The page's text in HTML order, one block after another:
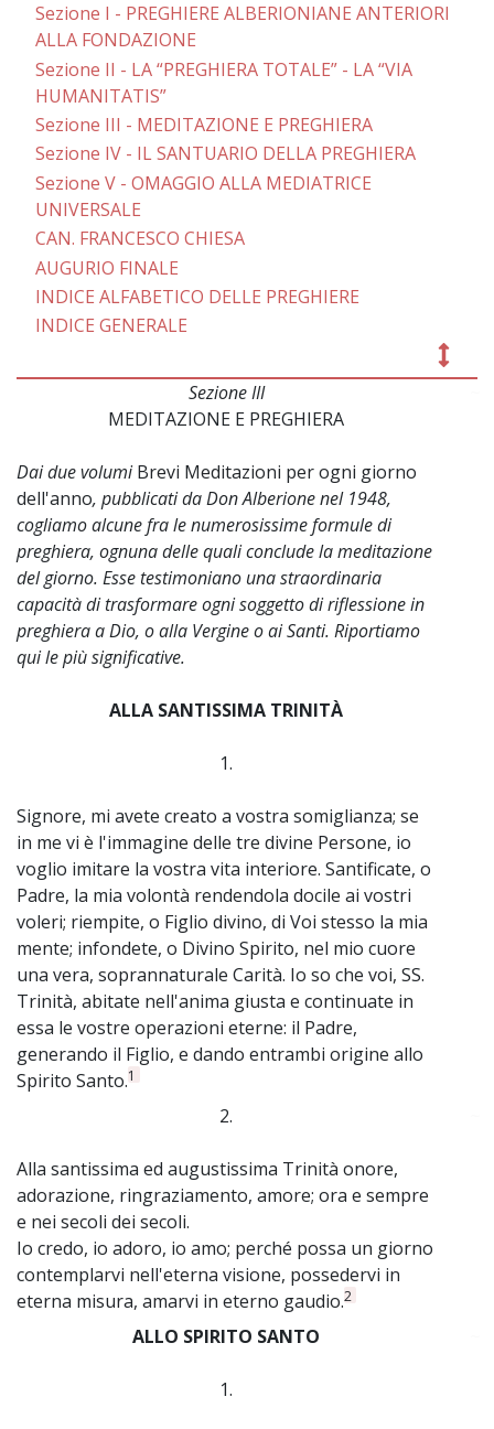
Sezione I - PREGHIERE ALBERIONIANE ANTERIORI
ALLA FONDAZIONE
Sezione II - LA “PREGHIERA TOTALE” - LA “VIA
HUMANITATIS”
Sezione III - MEDITAZIONE E PREGHIERA
Sezione IV - IL SANTUARIO DELLA PREGHIERA
Sezione V - OMAGGIO ALLA MEDIATRICE
UNIVERSALE
CAN. FRANCESCO CHIESA
AUGURIO FINALE
INDICE ALFABETICO DELLE PREGHIERE
INDICE GENERALE
Sezione III
MEDITAZIONE E PREGHIERA
Dai due volumiBrevi Meditazioni per ogni giorno
dell'anno, pubblicati da Don Alberione nel 1948,
cogliamo alcune fra le numerosissime formule di
preghiera, ognuna delle quali conclude la meditazione
del giorno. Esse testimoniano una straordinaria
capacità di trasformare ogni soggetto di riflessione in
preghiera a Dio, o alla Vergine o ai Santi. Riportiamo
qui le più significative.
ALLA SANTISSIMA TRINITÀ
1.
Signore, mi avete creato a vostra somiglianza; se
in me vi è l'immagine delle tre divine Persone, io
voglio imitare la vostra vita interiore. Santificate, o
Padre, la mia volontà rendendola docile ai vostri
voleri; riempite, o Figlio divino, di Voi stesso la mia
mente; infondete, o Divino Spirito, nel mio cuore
una vera, soprannaturale Carità. Io so che voi, SS.
Trinità, abitate nell'anima giusta e continuate in
essa le vostre operazioni eterne: il Padre,
generando il Figlio, e dando entrambi origine allo
Spirito Santo.1
2.
Alla santissima ed augustissima Trinità onore,
adorazione, ringraziamento, amore; ora e sempre
e nei secoli dei secoli.
Io credo, io adoro, io amo; perché possa un giorno
contemplarvi nell'eterna visione, possedervi in
eterna misura, amarvi in eterno gaudio.2
ALLO SPIRITO SANTO
1.